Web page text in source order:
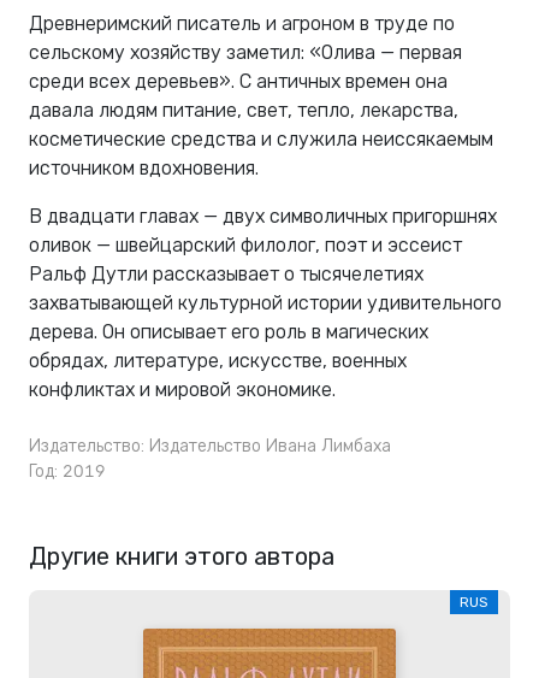
Древнеримский писатель и агроном в труде по
сельскому хозяйству заметил: «Олива — первая
среди всех деревьев». С античных времен она
давала людям питание, свет, тепло, лекарства,
косметические средства и служила неиссякаемым
источником вдохновения.
В двадцати главах — двух символичных пригоршнях
оливок — швейцарский филолог, поэт и эссеист
Ральф Дутли рассказывает о тысячелетиях
захватывающей культурной истории удивительного
дерева. Он описывает его роль в магических
обрядах, литературе, искусстве, военных
конфликтах и мировой экономике.
Издательство: Издательство Ивана Лимбаха
Год: 2019
Другие книги этого автора
RUS